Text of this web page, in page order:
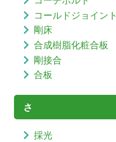
コールドジョイント
剛床
合成樹脂化粧合板
剛接合
合板
さ
採光